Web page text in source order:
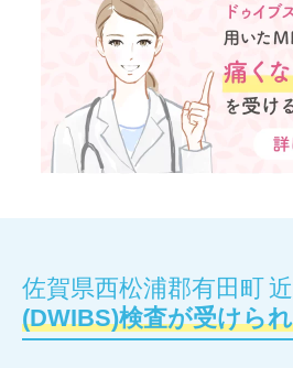
佐賀県西松浦郡有田町
(DWIBS)検査が受けら